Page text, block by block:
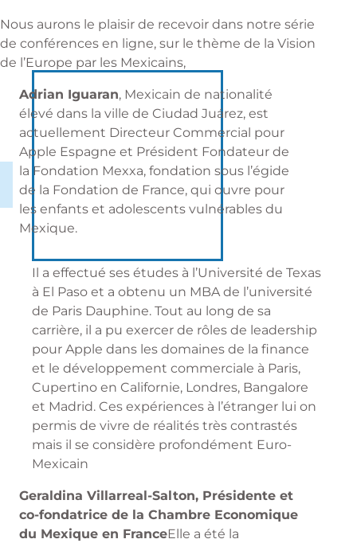
Nous aurons le plaisir de recevoir dans notre série
de conférences en ligne, sur le thème de la Vision
de l’Europe par les Mexicains,
Adrian Iguaran, Mexicain de nationalité
élevé dans la ville de Ciudad Juárez, est
actuellement Directeur Commercial pour
Apple Espagne et Président Fondateur de
la Fondation Mexxa, fondation sous l’égide
de la Fondation de France, qui ouvre pour
les enfants et adolescents vulnérables du
Mexique.
Il a effectué ses études à l’Université de Texas
à El Paso et a obtenu un MBA de l’université
de Paris Dauphine. Tout au long de sa
carrière, il a pu exercer de rôles de leadership
pour Apple dans les domaines de la finance
et le développement commerciale à Paris,
Cupertino en Californie, Londres, Bangalore
et Madrid. Ces expériences à l’étranger lui on
permis de vivre de réalités très contrastés
mais il se considère profondément Euro-
Mexicain
Geraldina Villarreal-Salton, Présidente et
co-fondatrice de la Chambre Economique
du Mexique en FranceElle a été la